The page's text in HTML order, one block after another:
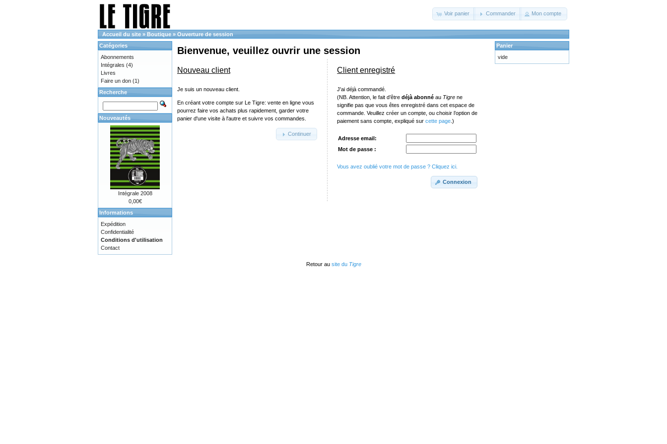
Voir panier Commander Mon compte
Accueil du site » Boutique » Ouverture de session
Bienvenue, veuillez ouvrir une session
Nouveau client
Je suis un nouveau client.
En créant votre compte sur Le Tigre: vente en ligne vous
pourrez faire vos achats plus rapidement, garder votre
panier d'une visite à l'autre et suivre vos commandes.
Continuer
Client enregistré
J'ai déjà commandé.
(NB. Attention, le fait d’êtredéjà abonné au Tigre ne
signifie pas que vous êtes enregistré dans cet espace de
commande. Veuillez créer un compte, ou choisir l’option de
paiement sans compte, expliqué surcette page .)
Adresse email:
Mot de passe :
Vous avez oublié votre mot de passe ? Cliquez ici.
Connexion
Catégories
Abonnements
Intégrales (4)
Livres
Faire un don (1)
Recherche
Nouveautés
Intégrale 2008
0,00€
Informations
Expédition
Confidentialité
Conditions d'utilisation
Contact
Panier
vide
Retour au site du Tigre